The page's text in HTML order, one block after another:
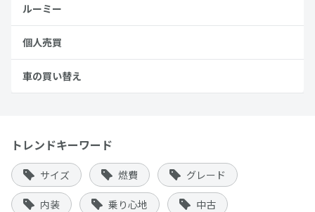
ルーミー
個人売買
車の買い替え
トレンドキーワード
サイズ 燃費 グレード
内装 乗り心地 中古